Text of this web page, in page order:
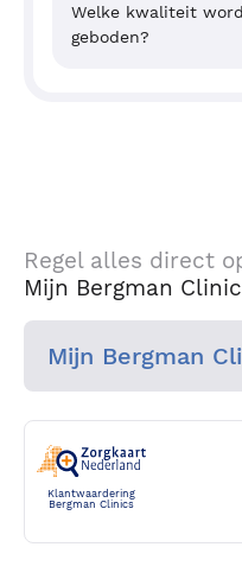
Welke kwaliteit
geboden?
Regel alles direct
Mijn Bergman
Mijn Bergman
Klantwaardering
Bergman Clinics